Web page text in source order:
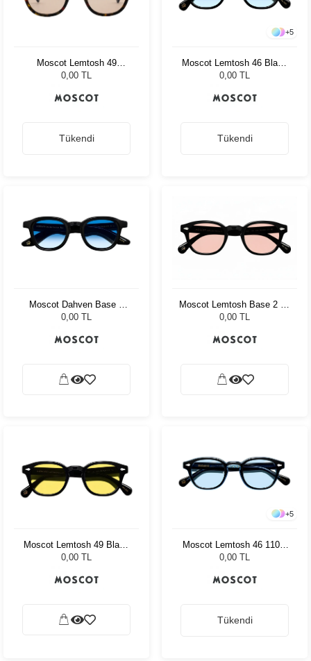
Moscot Lemtosh 49
Tortoise Ny Rose
0,00 TL
Tükendi
+5
Moscot Lemtosh 46 Black
Broadway Blue Fad
0,00 TL
Tükendi
Moscot Dahven Base 2
Sun 47 Blk Brod. Blue
Fade
0,00 TL
Moscot Lemtosh Base 2 49
Black Ny Rose
0,00 TL
Moscot Lemtosh 49 Black
Mellow Yellow
0,00 TL
+5
Moscot Lemtosh 46 110 Ii
Blue Bel Air Blue
0,00 TL
Tükendi